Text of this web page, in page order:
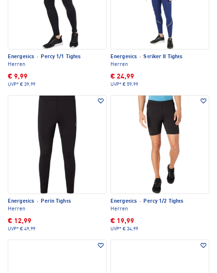
Energetics · Percy 1/1 Tights
Herren
€ 9,99
UVP* € 39,99
Energetics · Striker II Tights
Herren
€ 24,99
UVP* € 59,99
Energetics · Perin Tights
Herren
€ 12,99
UVP* € 49,99
Energetics · Percy 1/2 Tights
Herren
€ 19,99
UVP* € 34,99